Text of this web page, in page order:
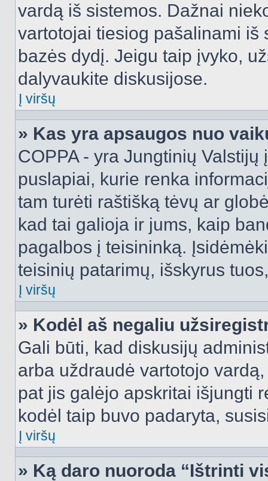
vardą iš sistemos. Dažnai
vartotojai tiesiog pašalinami iš
bazės dydį. Jeigu taip įvyko,
dalyvaukite diskusijose.
Į viršų
» Kas yra apsaugos nuo
COPPA - yra Jungtinių
puslapiai, kurie renka
tam turėti raštišką tėvų ar
kad tai galioja ir jums, kaip
pagalbos į teisininką.
teisinių patarimų, išskyrus
Į viršų
» Kodėl aš negaliu
Gali būti, kad diskusijų
arba uždraudė vartotojo
pat jis galėjo apskritai išjungti
kodėl taip buvo padaryta,
Į viršų
» Ką daro nuoroda “Ištrinti